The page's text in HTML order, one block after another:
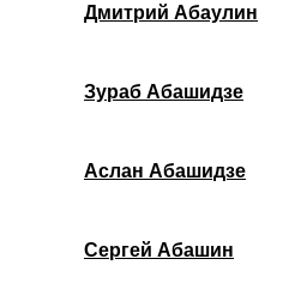
Дмитрий Абаулин
Зураб Абашидзе
Аслан Абашидзе
Сергей Абашин